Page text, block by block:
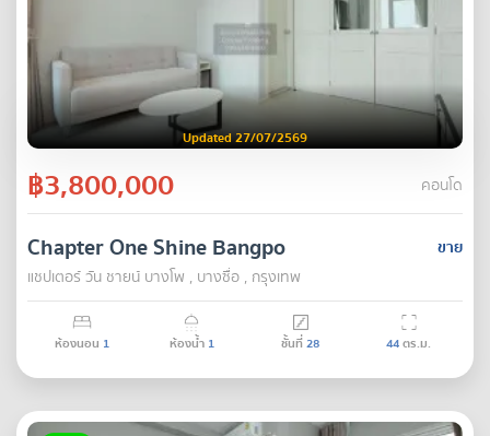
Updated 27/07/2569
฿3,800,000 คอนโด
ขาย
Chapter One Shine Bangpo
แชปเตอร์ วัน ชายน์ บางโพ , บางซื่อ , กรุงเทพ
ห้องนอน 1 ห้องน้ำ 1 ชั้นที่28 44ตร.ม.